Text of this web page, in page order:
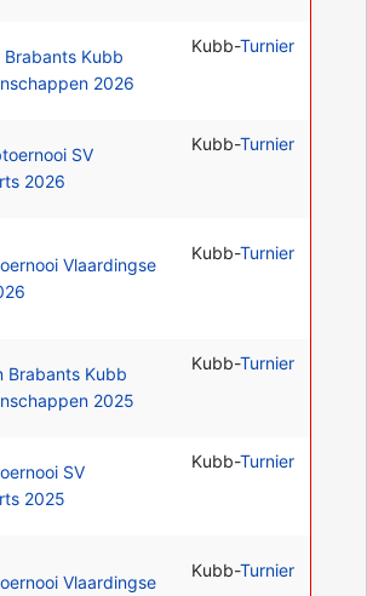
Brabants Kubb
2026
Kubb-Turnier
SV
2026
Kubb-Turnier
Vlaardingse
Kubb-Turnier
Brabants Kubb
2025
Kubb-Turnier
SV
2025
Kubb-Turnier
Vlaardingse
Kubb-Turnier